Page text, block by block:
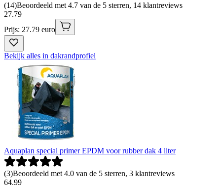
(14)Beoordeeld met 4.7 van de 5 sterren, 14 klantreviews
27.79
Prijs: 27.79 euro
Bekijk alles in dakrandprofiel
Aquaplan special primer EPDM voor rubber dak 4 liter
(3)Beoordeeld met 4.0 van de 5 sterren, 3 klantreviews
64.99